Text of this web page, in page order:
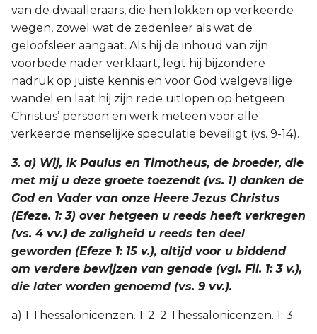
van de dwaalleraars, die hen lokken op verkeerde
wegen, zowel wat de zedenleer als wat de
geloofsleer aangaat. Als hij de inhoud van zijn
voorbede nader verklaart, legt hij bijzondere
nadruk op juiste kennis en voor God welgevallige
wandel en laat hij zijn rede uitlopen op hetgeen
Christus’ persoon en werk meteen voor alle
verkeerde menselijke speculatie beveiligt (vs. 9-14).
3. a) Wij, ik Paulus en Timotheus, de broeder, die
met mij u deze groete toezendt (vs. 1) danken de
God en Vader van onze Heere Jezus Christus
(Efeze. 1: 3) over hetgeen u reeds heeft verkregen
(vs. 4 vv.) de zaligheid u reeds ten deel
geworden (Efeze 1: 15 v.), altijd voor u biddend
om verdere bewijzen van genade (vgl. Fil. 1: 3 v.),
die later worden genoemd (vs. 9 vv.).
a) 1 Thessalonicenzen. 1: 2. 2 Thessalonicenzen. 1: 3